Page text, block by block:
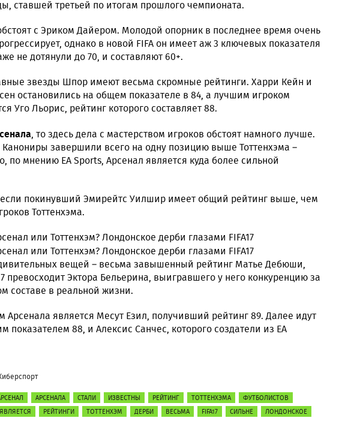
ставшей третьей по итогам прошлого чемпионата.
с Эриком Дайером. Молодой опорник в последнее время очень
однако в новой FIFA он имеет аж 3 ключевых показателя
не дотянули до 70, и составляют 60+.
звезды Шпор имеют весьма скромные рейтинги. Харри Кейн и
остановились на общем показателе в 84, а лучшим игроком
Уго Льорис, рейтинг которого составляет 88.
, то здесь дела с мастерством игроков обстоят намного лучше.
завершили всего на одну позицию выше Тоттенхэма –
по мнению EA Sports, Арсенал является куда более сильной
если покинувший Эмирейтс Уилшир имеет общий рейтинг выше, чем
Тоттенхэма.
вещей – весьма завышенный рейтинг Матье Дебюши,
превосходит Эктора Бельерина, выигравшего у него конкуренцию за
составе в реальной жизни.
является Месут Езил, получивший рейтинг 89. Далее идут
показателем 88, и Алексис Санчес, которого создатели из EA
АРСЕНАЛА СТАЛИ ИЗВЕСТНЫ РЕЙТИНГ ТОТТЕНХЭМА
ФУТБОЛИСТОВ
ЯВЛЯЕТСЯ РЕЙТИНГИ ТОТТЕНХЭМ ДЕРБИ ВЕСЬМА FIFA17 СИЛЬНЕ ЛОНДОНСКОЕ